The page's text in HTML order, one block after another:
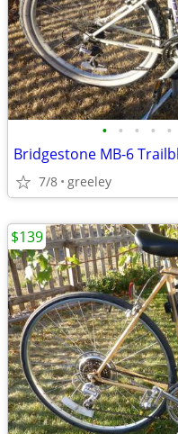
• • • • •
Bridgestone MB-6
7/8 greeley
$139